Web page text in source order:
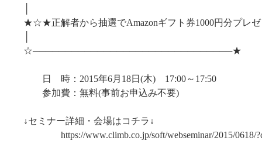
★☆★正解者から抽選でAmazonギフト券1000円分プ
☆───────────────────────────────★
日 時：2015年6月18日(木) 17:00～17:50
参加費：無料(事前お申込み不要)
↓セミナー詳細・会場はコチラ↓
https://www.climb.co.jp/soft/webseminar/2015/0618/